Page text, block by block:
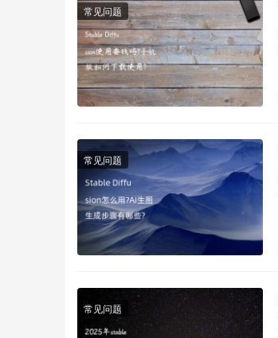
常见问题
常见问题
常见问题